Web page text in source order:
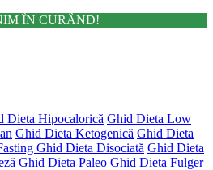
ÎN CURÂND!
Dieta Hipocalorică Ghid Dieta Low
Ghid Dieta Ketogenică Ghid Dieta
Ghid Dieta Disociată Ghid Dieta
Ghid Dieta Paleo Ghid Dieta Fulger